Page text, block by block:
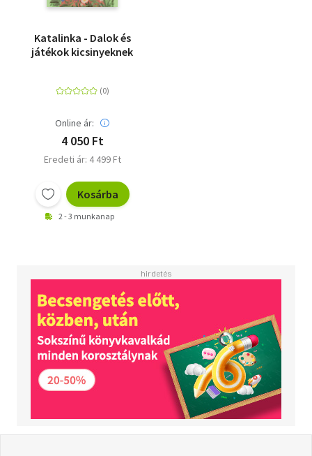
Katalinka - Dalok és
játékok kicsinyeknek
Online ár:
4 050 Ft
Eredeti ár: 4 499 Ft
Kosárba
2 - 3 munkanap